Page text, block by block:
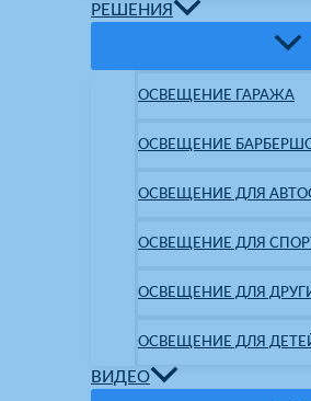
РЕШЕНИЯ
ОСВЕЩЕНИЕ ГАРАЖА
ОСВЕЩЕНИЕ
ОСВЕЩЕНИЕ ДЛЯ
ОСВЕЩЕНИЕ ДЛЯ
ОСВЕЩЕНИЕ ДЛЯ
ОСВЕЩЕНИЕ ДЛЯ
ВИДЕО